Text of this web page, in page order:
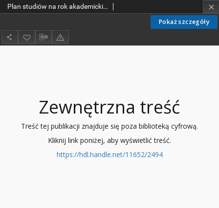
Pokaż szczegóły
Plan studiów na rok akademicki 1985/86
Zewnętrzna treść
Treść tej publikacji znajduje się poza biblioteką cyfrową.
Kliknij link poniżej, aby wyświetlić treść.
https://hdl.handle.net/11652/2494